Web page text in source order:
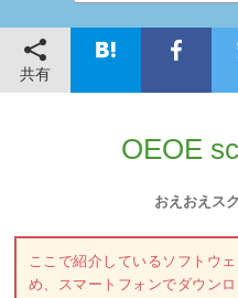
共有
OEOE
おえおえス
ここで紹介しているソフトウ
め、スマートフォンでダウン